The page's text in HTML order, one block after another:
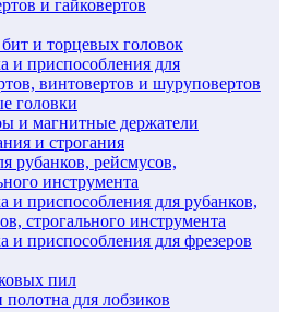
и гайковертов
и торцевых головок
и приспособления для
винтовертов и шуруповертов
головки
и магнитные держатели
и строгания
рубанков, рейсмусов,
инструмента
и приспособления для рубанков,
строгального инструмента
и приспособления для фрезеров
пил
для лобзиков